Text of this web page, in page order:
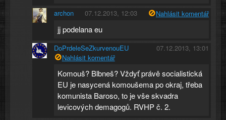
archon 07.12.2013, 12:03 Nahlásit komentář
jj podelana eu
DoPrdeleSeZkurvenouEU
07.12.2013, 13:01
Nahlásit komentář
Komouš? Blbneš? Vždyť právě socialistická
EU je nasycená komoušema po okraj, třeba
komunista Baroso, to je vše skvadra
levicových demagogů. RVHP č. 2.